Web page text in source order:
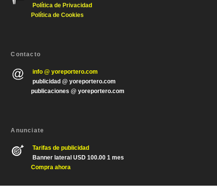
Política de Privacidad
Política de Cookies
Contacto
info @ yoreportero.com
publicidad @ yoreportero.com
publicaciones @ yoreportero.com
Anunciate
Tarifas de publicidad
Banner lateral USD 100.00 1 mes
Compra ahora